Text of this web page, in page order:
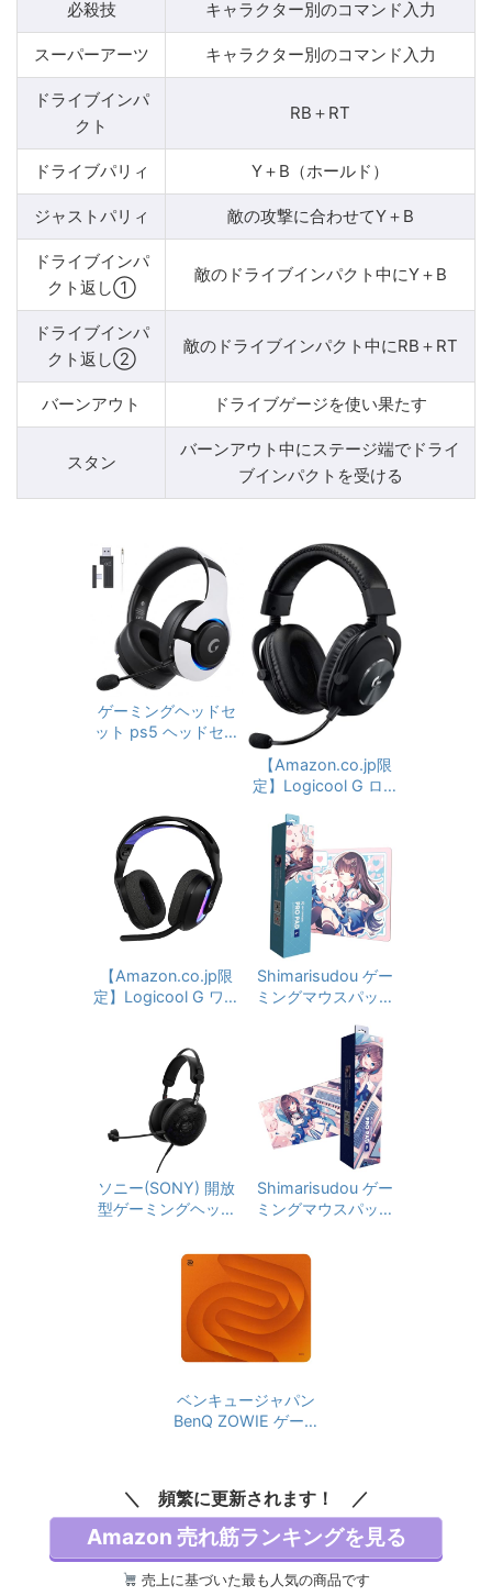
必殺技 キャラクター別のコマンド入力
スーパーアーツ キャラクター別のコマンド入力
ドライブインパ
クト
RB＋RT
ドライブパリィ Y＋B（ホールド）
ジャストパリィ 敵の攻撃に合わせてY＋B
ドライブインパ
クト返し①
敵のドライブインパクト中にY＋B
ドライブインパ
クト返し②
敵のドライブインパクト中にRB＋RT
バーンアウト ドライブゲージを使い果たす
スタン
バーンアウト中にステージ端でドライ
ブインパクトを受ける
ゲーミングヘッドセ
ット ps5 ヘッドセッ
AY接続ヘッドホン 着
脱式ノイズキャンセ
リングマイク付き 低
遅延ゲームヘッドセ
ット 45時間バッテリ
ー RGBライト 着脱式
マイク/ミュート pc
witch対応ヘッドフォ
ン
【Amazon.co.jp限
定】Logicool G ロジ
ミングヘッドセット
G-PHS-003d PS5 P
S4 PC Switch Xbox
有線 Dolby 7.1ch 3.5
mm usb Blue VO!CE
搭載高性能 マイク 国
内正規品 1年間メー
カー保証 【Amazon.
co.jp 限定壁紙ダウン
ロード付き】
【Amazon.co.jp限
定】Logicool G ワイ
GHTSPEED G522-B
Kd 軽量 マイク付き
Bluetooth 有線 対応
90時間連続使用可能
LIGHTSYNC RGB P
S5 PS4 PC window
s Mac ゲーミング ヘ
ッドセット ヘッドフ
ォン ヘッドホン ブラ
mazon限定の壁紙ダ
ウンロード付き
Shimarisudou ゲー
ミングマウスパッド
モデル クロス表面 L
サイズ 450×400×5
mm
ソニー(SONY) 開放
型ゲーミングヘッド
Air : MDR-G600 ゲ
ーミングヘッドセッ
ト 有線 MDR‑MV1ベ
ース FPS向け 足音定
位 広い音場 50mm
ドライバー 軽量199
付き 3.5mm PC / PS
5対応
Shimarisudou ゲー
ミングマウスパッド
クロス表面 XLサイズ
900×400×5mm
ベンキュージャパン
BenQ ZOWIE ゲーミ
ス/滑り止め加工/フ
ラットパッケージ/47
x39cm/オレンジ
頻繁に更新されます！
Amazon 売れ筋ランキングを見る
売上に基づいた最も人気の商品です